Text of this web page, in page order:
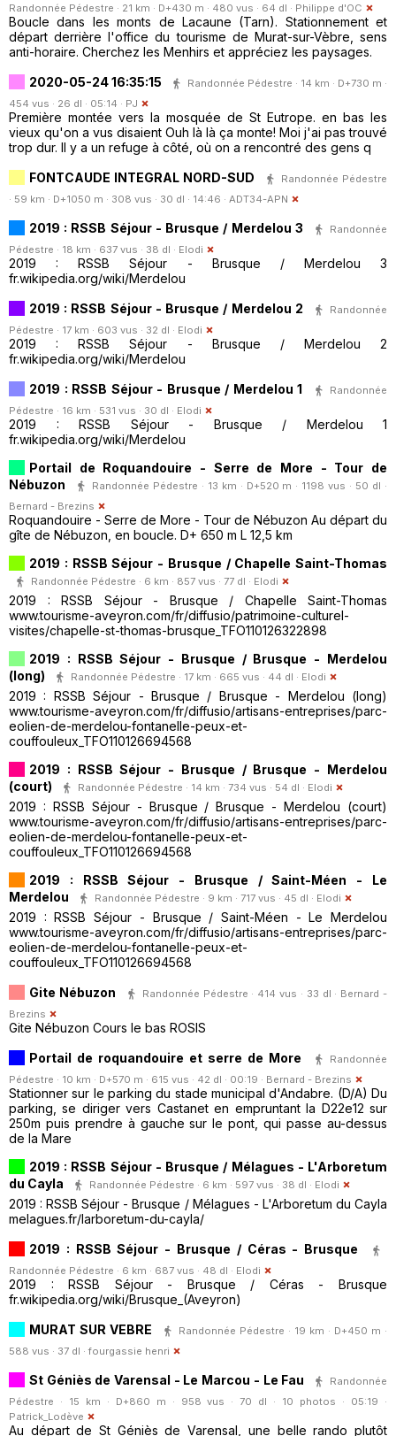
Randonnée Pédestre · 21 km · D+430 m · 480 vus · 64 dl · Philippe d'OC
Boucle dans les monts de Lacaune (Tarn). Stationnement et
départ derrière l'office du tourisme de Murat-sur-Vèbre, sens
anti-horaire. Cherchez les Menhirs et appréciez les paysages.
2020-05-24 16:35:15
Randonnée Pédestre · 14 km · D+730 m ·
454 vus · 26 dl · 05:14 · PJ
Première montée vers la mosquée de St Eutrope. en bas les
vieux qu'on a vus disaient Ouh là là ça monte! Moi j'ai pas trouvé
trop dur. Il y a un refuge à côté, où on a rencontré des gens q
FONTCAUDE INTEGRAL NORD-SUD
Randonnée Pédestre
· 59 km · D+1050 m · 308 vus · 30 dl · 14:46 · ADT34-APN
2019 : RSSB Séjour - Brusque / Merdelou 3
Randonnée
Pédestre · 18 km · 637 vus · 38 dl · Elodi
2019 : RSSB Séjour - Brusque / Merdelou 3
fr.wikipedia.org/wiki/Merdelou
2019 : RSSB Séjour - Brusque / Merdelou 2
Randonnée
Pédestre · 17 km · 603 vus · 32 dl · Elodi
2019 : RSSB Séjour - Brusque / Merdelou 2
fr.wikipedia.org/wiki/Merdelou
2019 : RSSB Séjour - Brusque / Merdelou 1
Randonnée
Pédestre · 16 km · 531 vus · 30 dl · Elodi
2019 : RSSB Séjour - Brusque / Merdelou 1
fr.wikipedia.org/wiki/Merdelou
Portail de Roquandouire - Serre de More - Tour de
Nébuzon
Randonnée Pédestre · 13 km · D+520 m · 1198 vus · 50 dl ·
Bernard - Brezins
Roquandouire - Serre de More - Tour de Nébuzon Au départ du
gîte de Nébuzon, en boucle. D+ 650 m L 12,5 km
2019 : RSSB Séjour - Brusque / Chapelle Saint-Thomas
Randonnée Pédestre · 6 km · 857 vus · 77 dl · Elodi
2019 : RSSB Séjour - Brusque / Chapelle Saint-Thomas
www.tourisme-aveyron.com/fr/diffusio/patrimoine-culturel-
visites/chapelle-st-thomas-brusque_TFO110126322898
2019 : RSSB Séjour - Brusque / Brusque - Merdelou
(long)
Randonnée Pédestre · 17 km · 665 vus · 44 dl · Elodi
2019 : RSSB Séjour - Brusque / Brusque - Merdelou (long)
www.tourisme-aveyron.com/fr/diffusio/artisans-entreprises/parc-
eolien-de-merdelou-fontanelle-peux-et-
couffouleux_TFO110126694568
2019 : RSSB Séjour - Brusque / Brusque - Merdelou
(court)
Randonnée Pédestre · 14 km · 734 vus · 54 dl · Elodi
2019 : RSSB Séjour - Brusque / Brusque - Merdelou (court)
www.tourisme-aveyron.com/fr/diffusio/artisans-entreprises/parc-
eolien-de-merdelou-fontanelle-peux-et-
couffouleux_TFO110126694568
2019 : RSSB Séjour - Brusque / Saint-Méen - Le
Merdelou
Randonnée Pédestre · 9 km · 717 vus · 45 dl · Elodi
2019 : RSSB Séjour - Brusque / Saint-Méen - Le Merdelou
www.tourisme-aveyron.com/fr/diffusio/artisans-entreprises/parc-
eolien-de-merdelou-fontanelle-peux-et-
couffouleux_TFO110126694568
Gite Nébuzon
Randonnée Pédestre · 414 vus · 33 dl · Bernard -
Brezins
Gite Nébuzon Cours le bas ROSIS
Portail de roquandouire et serre de More
Randonnée
Pédestre · 10 km · D+570 m · 615 vus · 42 dl · 00:19 · Bernard - Brezins
Stationner sur le parking du stade municipal d'Andabre. (D/A) Du
parking, se diriger vers Castanet en empruntant la D22e12 sur
250m puis prendre à gauche sur le pont, qui passe au-dessus
de la Mare
2019 : RSSB Séjour - Brusque / Mélagues - L'Arboretum
du Cayla
Randonnée Pédestre · 6 km · 597 vus · 38 dl · Elodi
2019 : RSSB Séjour - Brusque / Mélagues - L'Arboretum du Cayla
melagues.fr/larboretum-du-cayla/
2019 : RSSB Séjour - Brusque / Céras - Brusque
Randonnée Pédestre · 6 km · 687 vus · 48 dl · Elodi
2019 : RSSB Séjour - Brusque / Céras - Brusque
fr.wikipedia.org/wiki/Brusque_(Aveyron)
MURAT SUR VEBRE
Randonnée Pédestre · 19 km · D+450 m ·
588 vus · 37 dl · fourgassie henri
St Géniès de Varensal - Le Marcou - Le Fau
Randonnée
Pédestre · 15 km · D+860 m · 958 vus · 70 dl · 10 photos · 05:19 ·
Patrick_Lodève
Au départ de St Géniès de Varensal, une belle rando plutôt